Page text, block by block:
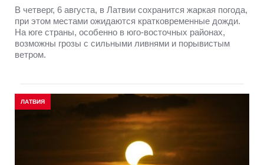
В четверг, 6 августа, в Латвии сохранится жаркая погода,
при этом местами ожидаются кратковременные дожди.
На юге страны, особенно в юго-восточных районах,
возможны грозы с сильными ливнями и порывистым
ветром.
ЛАТВИЯ